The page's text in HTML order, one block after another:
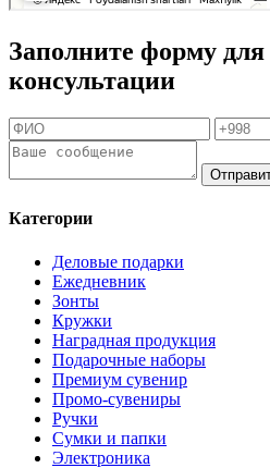
Заполните форму для
консультации
Категории
Деловые подарки
Ежедневник
Зонты
Кружки
Наградная продукция
Подарочные наборы
Премиум сувенир
Промо-сувениры
Ручки
Сумки и папки
Электроника